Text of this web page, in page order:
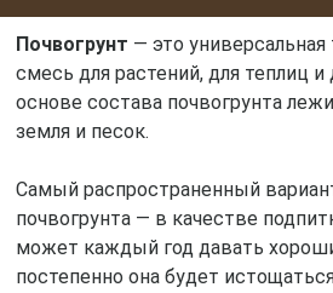
Почвогрунт — это
смесь для растений, для теплиц и
основе состава почвогрунта
земля и песок.
Самый распространенный
почвогрунта — в качестве
может каждый год давать
постепенно она будет